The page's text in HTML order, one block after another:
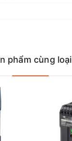
phẩm cùng loại